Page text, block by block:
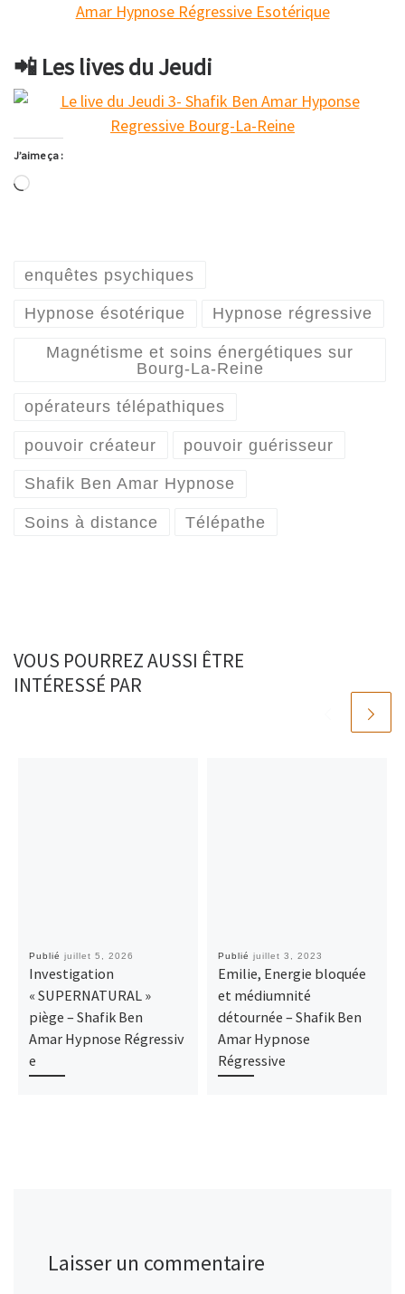
📲 Les lives du Jeudi
J’aime ça :
Chargement…
enquêtes psychiques
Hypnose ésotérique Hypnose régressive
Magnétisme et soins énergétiques sur
Bourg-La-Reine
opérateurs télépathiques
pouvoir créateur pouvoir guérisseur
Shafik Ben Amar Hypnose
Soins à distance Télépathe
VOUS POURREZ AUSSI ÊTRE
INTÉRESSÉ PAR
Publié juillet 5, 2026
Investigation
« SUPERNATURAL »
piège – Shafik Ben
Amar Hypnose Régressiv
e
Publié juillet 3, 2023
Emilie, Energie bloquée
et médiumnité
détournée – Shafik Ben
Amar Hypnose
Régressive
Laisser un commentaire